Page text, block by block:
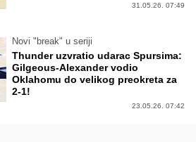
31.05.26. 07:49
Novi "break" u seriji
Thunder uzvratio udarac Spursima:
Gilgeous-Alexander vodio
Oklahomu do velikog preokreta za
2-1!
23.05.26. 07:42